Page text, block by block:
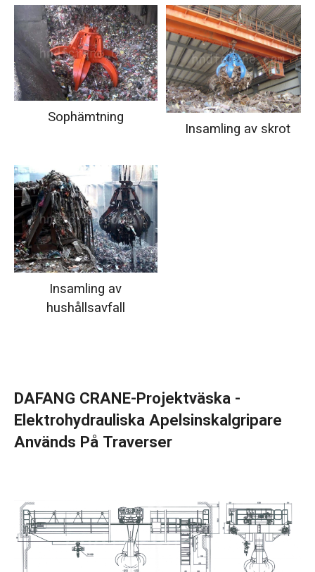
Sophämtning
Insamling av skrot
Insamling av
hushållsavfall
DAFANG CRANE-Projektväska -
Elektrohydrauliska Apelsinskalgripare
Används På Traverser